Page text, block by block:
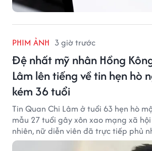
PHIM ẢNH 3 giờ trước
Đệ nhất mỹ nhân Hồng
Lâm lên tiếng về tin hẹn hò
kém 36 tuổi
Tin Quan Chi Lâm ở tuổi 63 hẹn hò
mẫu 27 tuổi gây xôn xao mạng xã hội
nhiên, nữ diễn viên đã trực tiếp phủ
này.